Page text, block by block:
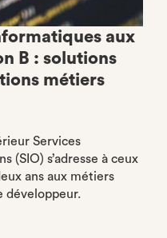
aux
B : solutions
métiers
Services
(SIO) s’adresse à ceux
ans aux métiers
développeur.